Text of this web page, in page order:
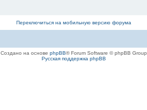
Переключиться на мобильную версию форума
Создано на основе phpBB® Forum Software © phpBB Group
Русская поддержка phpBB